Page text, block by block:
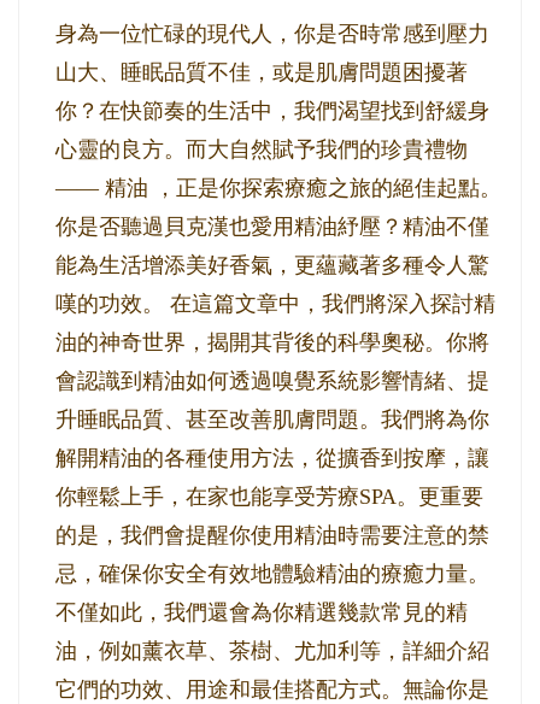
身為一位忙碌的現代人，你是否時常感到壓力
山大、睡眠品質不佳，或是肌膚問題困擾著
你？在快節奏的生活中，我們渴望找到舒緩身
心靈的良方。而大自然賦予我們的珍貴禮物
—— 精油 ，正是你探索療癒之旅的絕佳起點。
你是否聽過貝克漢也愛用精油紓壓？精油不僅
能為生活增添美好香氣，更蘊藏著多種令人驚
嘆的功效。 在這篇文章中，我們將深入探討精
油的神奇世界，揭開其背後的科學奧秘。你將
會認識到精油如何透過嗅覺系統影響情緒、提
升睡眠品質、甚至改善肌膚問題。我們將為你
解開精油的各種使用方法，從擴香到按摩，讓
你輕鬆上手，在家也能享受芳療SPA。更重要
的是，我們會提醒你使用精油時需要注意的禁
忌，確保你安全有效地體驗精油的療癒力量。
不僅如此，我們還會為你精選幾款常見的精
油，例如薰衣草、茶樹、尤加利等，詳細介紹
它們的功效、用途和最佳搭配方式。無論你是